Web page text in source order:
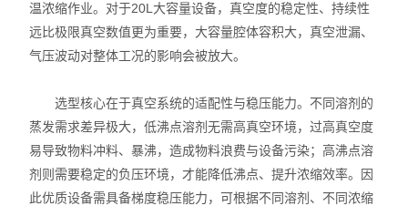
温浓缩作业。对于20L大容量设备，真空度的稳定性、持续性
远比极限真空数值更为重要，大容量腔体容积大，真空泄漏、
气压波动对整体工况的影响会被放大。
选型核心在于真空系统的适配性与稳压能力。不同溶剂的
蒸发需求差异极大，低沸点溶剂无需高真空环境，过高真空度
易导致物料冲料、暴沸，造成物料浪费与设备污染；高沸点溶
剂则需要稳定的负压环境，才能降低沸点、提升浓缩效率。因
此优质设备需具备梯度稳压能力，可根据不同溶剂、不同浓缩